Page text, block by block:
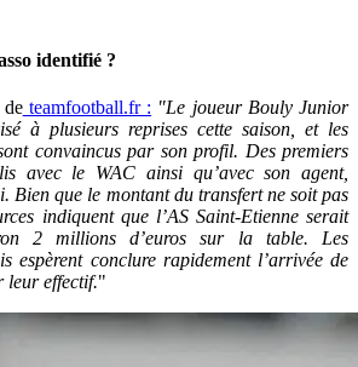
identifié ?
teamfootball.fr : "Le joueur Bouly Junior
à plusieurs reprises cette saison, et les
convaincus par son profil. Des premiers
avec le WAC ainsi qu’avec son agent,
Bien que le montant du transfert ne soit pas
indiquent que l’AS Saint-Etienne serait
2 millions d’euros sur la table. Les
espèrent conclure rapidement l’arrivée de
leur effectif."